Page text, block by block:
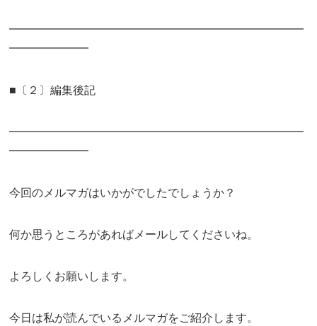
━━━━━━━━━━━━━━━━━━━━━━━━━━
━━━━━━━
■〔２〕編集後記
━━━━━━━━━━━━━━━━━━━━━━━━━━
━━━━━━━
今回のメルマガはいかがでしたでしょうか？
何か思うところがあればメールしてくださいね。
よろしくお願いします。
今日は私が読んでいるメルマガをご紹介します。